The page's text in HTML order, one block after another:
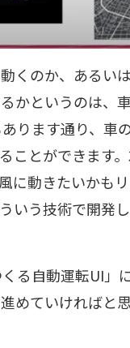
くのか、あるい
かというのは、
ります通り、車
ことができます
に動きたいかも
いう技術で開発
る自動運転UI」
めていければと